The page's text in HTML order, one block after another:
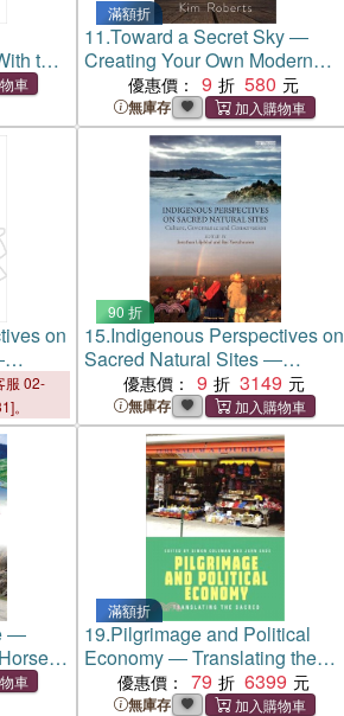
the
滿額折
11.Toward a Secret Sky ―
Creating Your Own Modern
Pilgrimage
優惠價： 9 580
無庫存
on
服 02-
。
90 折
15.Indigenous Perspectives on
Sacred Natural Sites ―
Culture, Governance and
Conservation
優惠價： 9 3149
無庫存
―
滿額折
19.Pilgrimage and Political
Economy ― Translating the
Sacred
優惠價： 79 6399
無庫存